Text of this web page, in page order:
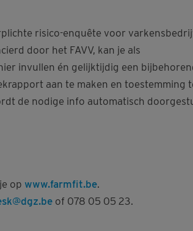
risico-enquête voor
door het FAVV, kan je als
invullen én gelijktijdig een
aan te maken en toestemming
de nodige info automatisch
op www.farmfit.be.
of 078 05 05 23.